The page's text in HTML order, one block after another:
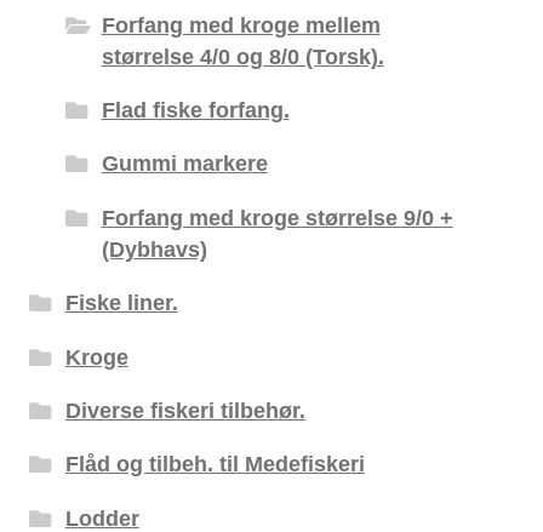
Forfang med kroge mellem
størrelse 4/0 og 8/0 (Torsk).
Flad fiske forfang.
Gummi markere
Forfang med kroge størrelse 9/0 +
(Dybhavs)
Fiske liner.
Kroge
Diverse fiskeri tilbehør.
Flåd og tilbeh. til Medefiskeri
Lodder